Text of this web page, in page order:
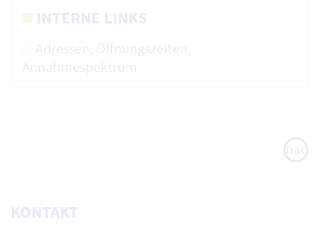
INTERNE LINKS
Adressen, Öffnungszeiten,
Annahmespektrum
nach
oben
KONTAKT